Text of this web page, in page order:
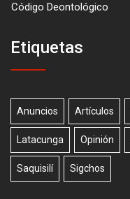
Código Deontológico
Etiquetas
Anuncios Artículos
Latacunga Opinión
Saquisilí Sigchos